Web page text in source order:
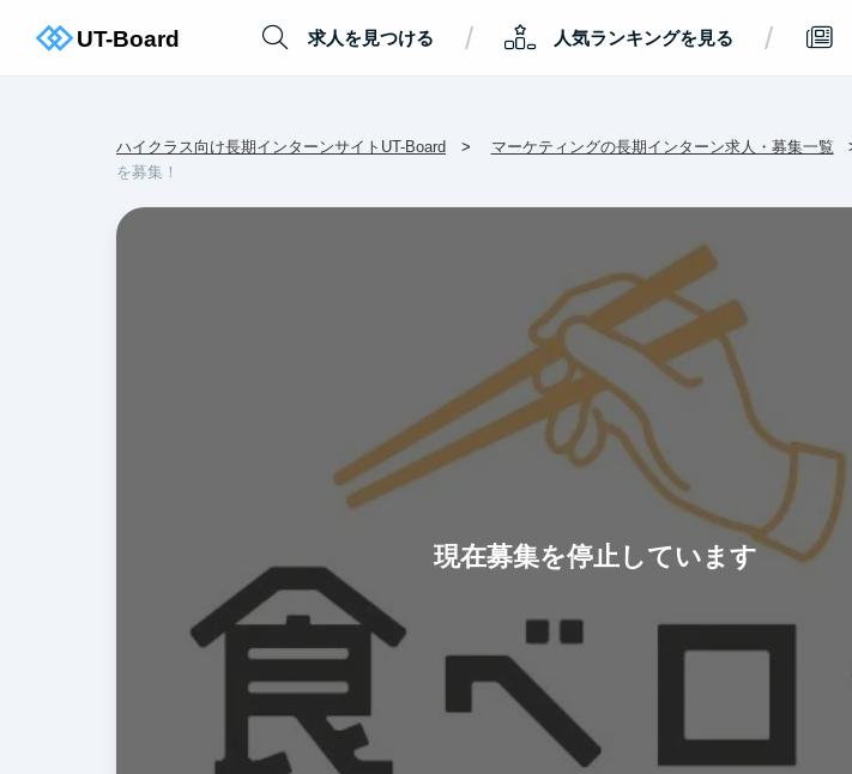
求人を見つける / 人気ランキングを見る /
ハイクラス向け長期インターンサイトUT-Board マーケティングの長期インターン求人・募集一覧
を募集！
現在募集を停止しています